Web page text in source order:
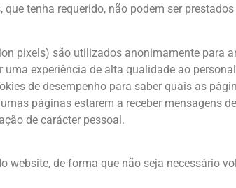
tenha requerido, não podem ser prestados
pixels) são utilizados anonimamente para
experiência de alta qualidade ao
de desempenho para saber quais as
páginas estarem a receber mensagens
de carácter pessoal.
de forma que não seja necessário